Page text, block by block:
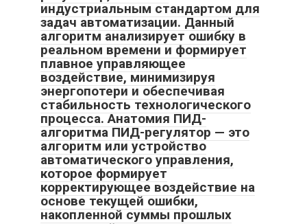
индустриальным стандартом для
задач автоматизации. Данный
алгоритм анализирует ошибку в
реальном времени и формирует
плавное управляющее
воздействие, минимизируя
энергопотери и обеспечивая
стабильность технологического
процесса. Анатомия ПИД-
алгоритма ПИД-регулятор — это
алгоритм или устройство
автоматического управления,
которое формирует
корректирующее воздействие на
основе текущей ошибки,
накопленной суммы прошлых